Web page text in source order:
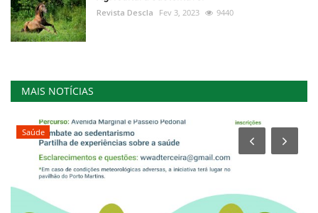
Revista Descla Fev 3, 2023 9440
MAIS NOTÍCIAS
Saúde